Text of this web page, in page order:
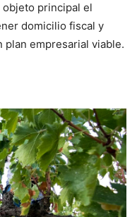
principal el
domicilio fiscal y
plan empresarial viable.